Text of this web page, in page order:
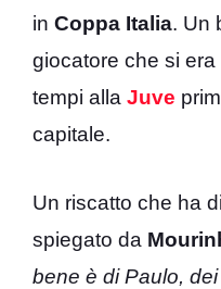
in Coppa Italia. Un
giocatore che si era
tempi alla Juve
capitale.
Un riscatto che ha
spiegato da
bene è di Paulo,